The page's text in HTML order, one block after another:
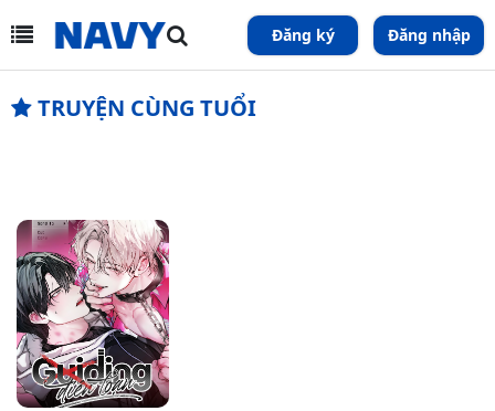
Đăng ký Đăng nhập
TRUYỆN CÙNG TUỔI